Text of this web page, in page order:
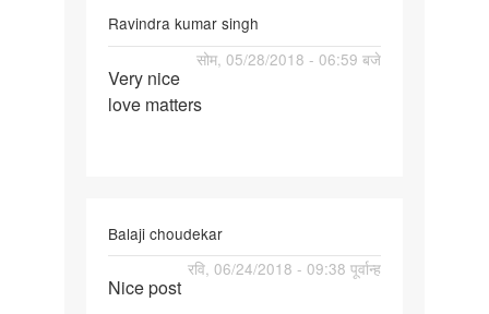
Ravindra kumar singh
सोम, 05/28/2018 - 06:59 बजे
Very
nice
Very nice
love matters
Balaji choudekar
रवि, 06/24/2018 - 09:38 पूर्वान्ह
Nice
Nice post